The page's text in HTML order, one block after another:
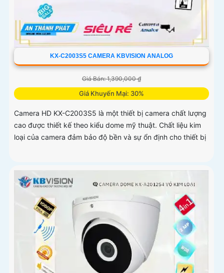
KX-C2003S5 CAMERA KBVISION ANALOG
Giá Bán: 1,390,000 ₫
Giá Khuyến Mại: 30%
Camera HD KX-C2003S5 là một thiết bị camera chất lượng
cao được thiết kế theo kiểu dome mỹ thuật. Chất liệu kim
loại của camera đảm bảo độ bền và sự ổn định cho thiết bị